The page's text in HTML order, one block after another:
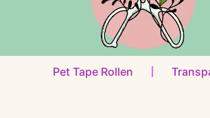
Pet Tape Rollen